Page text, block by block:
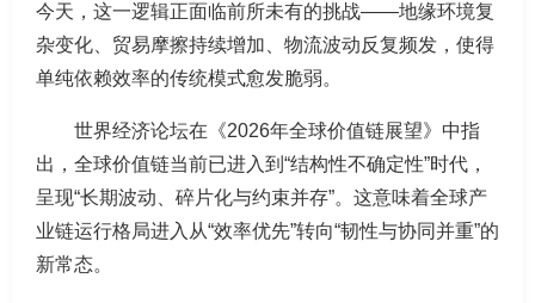
今天，这一逻辑正面临前所未有的挑战——地缘环境复
杂变化、贸易摩擦持续增加、物流波动反复频发，使得
单纯依赖效率的传统模式愈发脆弱。
世界经济论坛在《2026年全球价值链展望》中指
出，全球价值链当前已进入到“结构性不确定性”时代，
呈现“长期波动、碎片化与约束并存”。这意味着全球产
业链运行格局进入从“效率优先”转向“韧性与协同并重”的
新常态。